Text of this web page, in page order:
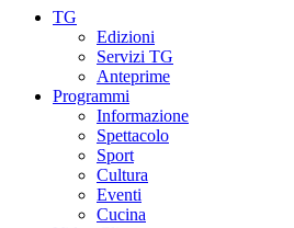
TG
Edizioni
Servizi TG
Anteprime
Programmi
Informazione
Spettacolo
Sport
Cultura
Eventi
Cucina